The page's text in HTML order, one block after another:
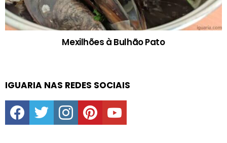
Mexilhões à Bulhão Pato
IGUARIA NAS REDES SOCIAIS
facebooktwitter instagrampinterestyoutube